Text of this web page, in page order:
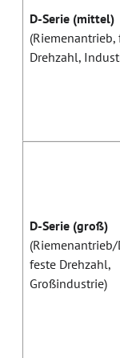
D-Serie (mittel)
(Riemenantrieb,
Drehzahl,
D-Serie (groß)
feste Drehzahl,
Großindustrie)